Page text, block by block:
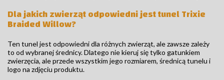
Dla jakich zwierząt odpowiedni jest tunel Trixie
Braided Willow?
Ten tunel jest odpowiedni dla różnych zwierząt, ale zawsze zależy
to od wybranej średnicy. Dlatego nie kieruj się tylko gatunkiem
zwierzęcia, ale przede wszystkim jego rozmiarem, średnicą tunelu i
logo na zdjęciu produktu.